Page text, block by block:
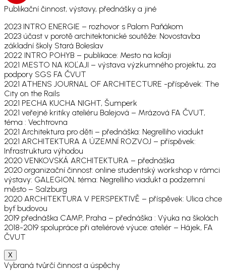
Publikační činnost, výstavy, přednášky a jiné
2023 INTRO ENERGIE – rozhovor s Palom Paňákom
2023 účast v porotě architektonické soutěže: Novostavba
základní školy Stará Boleslav
2022 INTRO POHYB – publikace: Mesto na koľaji
2021 MESTO NA KOĽAJI – výstava výzkumného projektu, za
podpory SGS FA ČVUT
2021 ATHENS JOURNAL OF ARCHITECTURE -příspěvek: The
City on the Rails
2021 PECHA KUCHA NIGHT, Šumperk
2021 veřejné kritiky ateliéru Balejová – Mrázová FA ČVUT,
téma : Vechtrovna
2021 Architektura pro děti – přednáška: Negrelliho viadukt
2021 ARCHITEKTURA A ÚZEMNÍ ROZVOJ – příspěvek:
Infrastruktura výhodou
2020 VENKOVSKÁ ARCHITEKTURA – přednáška
2020 organizační činnost: online studentský workshop v rámci
výstavy: GALEGION, téma: Negrelliho viadukt a podzemní
město – Salzburg
2020 ARCHITEKTURA V PERSPEKTIVĚ – příspěvek: Ulica chce
byť budovou
2019 přednáška CAMP, Praha – přednáška : Výuka na školách
2018-2019 spolupráce při ateliérové výuce: ateliér – Hájek, FA
ČVUT
X
Vybraná tvůrčí činnost a úspěchy